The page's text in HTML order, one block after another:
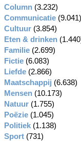
Column (3.232)
Communicatie (9.041)
Cultuur (3.854)
Eten & drinken
Familie (2.699)
Fictie (6.083)
Liefde (2.866)
Maatschappij (6.638)
Mensen (10.173)
Natuur (1.755)
Poëzie (1.045)
Politiek (1.138)
Sport (731)